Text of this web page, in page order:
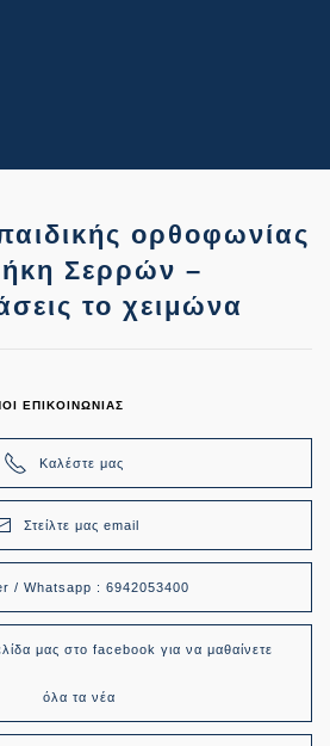
ορθοφωνίας
Σερρών –
το χειμώνα
ΕΠΙΚΟΙΝΩΝΙΑΣ
Καλέστε μας
Στείλτε μας email
/ Whatsapp : 6942053400
μας στο facebook για να μαθαίνετε
όλα τα νέα